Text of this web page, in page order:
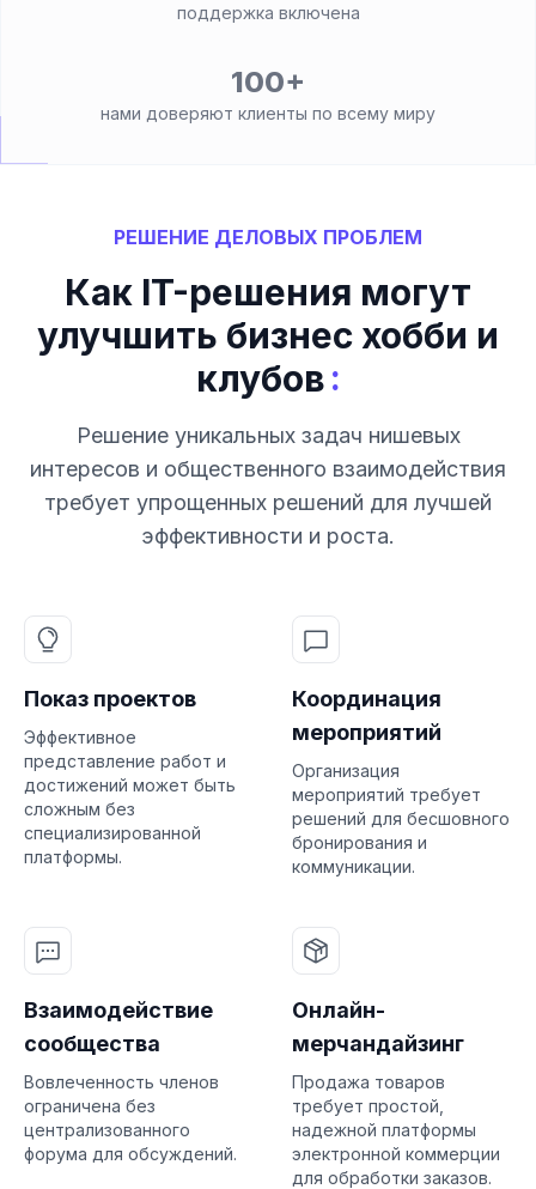
поддержка включена
100+
нами доверяют клиенты по всему миру
РЕШЕНИЕ ДЕЛОВЫХ ПРОБЛЕМ
Как IT-решения могут
улучшить бизнес хобби и
клубов:
Решение уникальных задач нишевых
интересов и общественного взаимодействия
требует упрощенных решений для лучшей
эффективности и роста.
Показ проектов
Эффективное
представление работ и
достижений может быть
сложным без
специализированной
платформы.
Координация
мероприятий
Организация
мероприятий требует
решений для бесшовного
бронирования и
коммуникации.
Взаимодействие
сообщества
Вовлеченность членов
ограничена без
централизованного
форума для обсуждений.
Онлайн-
мерчандайзинг
Продажа товаров
требует простой,
надежной платформы
электронной коммерции
для обработки заказов.